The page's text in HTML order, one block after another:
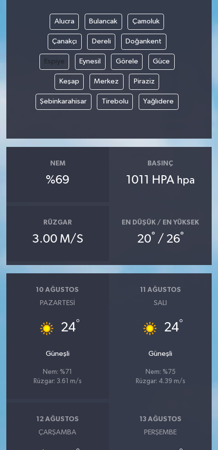
Alucra Bulancak Çamoluk
Çanakçı Dereli Doğankent
Espiye Eynesil Görele Güce
Keşap Merkez Piraziz
Şebinkarahisar Tirebolu Yağlıdere
NEM
%69
BASINÇ
1011 HPA hpa
RÜZGAR
3.00 M/S
EN DÜŞÜK / EN YÜKSEK
20° / 26°
10 AĞUSTOS
PAZARTESI
24°
Güneşli
Nem: %71
Rüzgar: 3.61 m/s
11 AĞUSTOS
SALI
24°
Güneşli
Nem: %75
Rüzgar: 4.39 m/s
12 AĞUSTOS
ÇARŞAMBA
13 AĞUSTOS
PERŞEMBE